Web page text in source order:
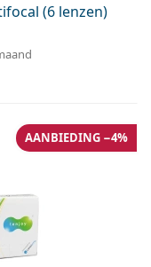
(6 lenzen)
AANBIEDING −4%